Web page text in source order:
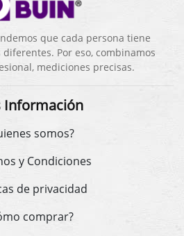
que cada persona tiene
Por eso, combinamos
mediciones precisas.
Información
somos?
y Condiciones
de privacidad
comprar?